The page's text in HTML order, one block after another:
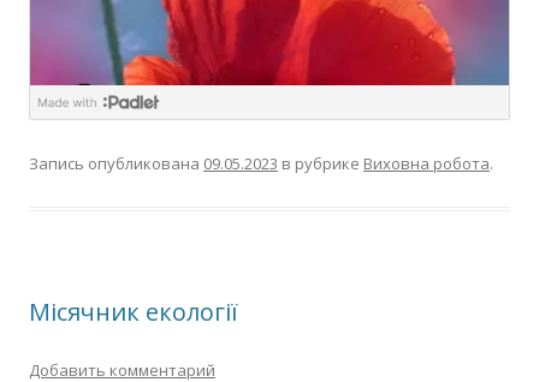
Запись опубликована 09.05.2023 в рубрике Виховна робота.
Місячник екології
Добавить комментарий